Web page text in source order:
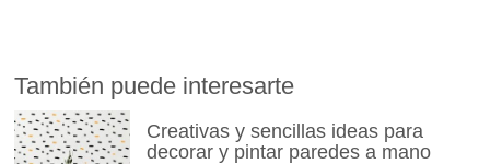
También puede interesarte
Creativas y sencillas ideas para
decorar y pintar paredes a mano